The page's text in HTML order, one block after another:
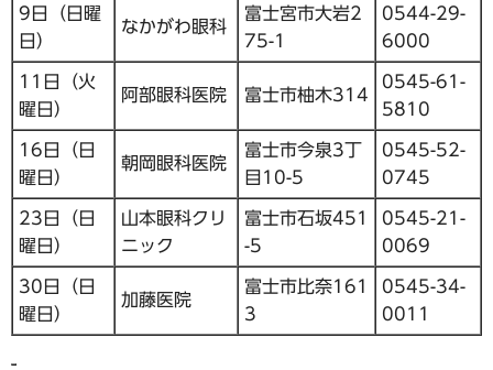
9日（日曜
日）
なかがわ眼科
富士宮市大岩2
75-1
0544-29-
6000
11日（火
曜日）
阿部眼科医院 富士市柚木314
0545-61-
5810
16日（日
曜日）
朝岡眼科医院
富士市今泉3丁
目10-5
0545-52-
0745
23日（日
曜日）
山本眼科クリ
ニック
富士市石坂451
-5
0545-21-
0069
30日（日
曜日）
加藤医院
富士市比奈161
3
0545-34-
0011